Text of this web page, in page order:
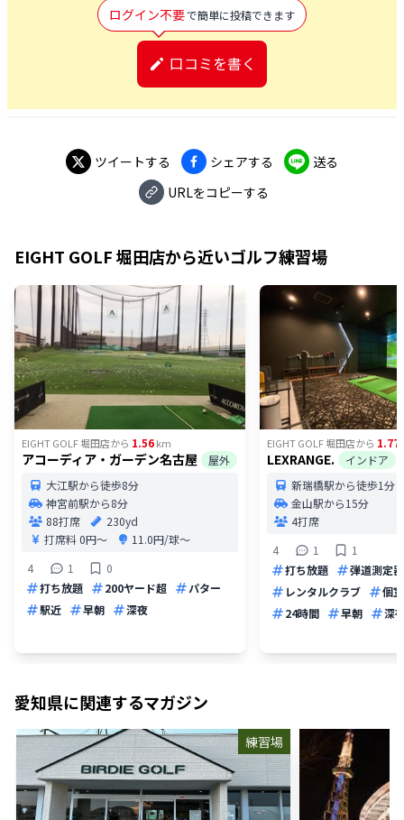
ログイン不要で簡単に投稿できます
口コミを書く
ツイートする シェアする
送る
URLをコピーする
EIGHT GOLF 堀田店から近いゴルフ練習場
EIGHT GOLF 堀田店から 1.56km
アコーディア・ガーデン名古屋
屋外
大江駅から徒歩8分
神宮前駅から8分
88打席
230yd
打席料0円〜
11.0円/球〜
4
1
0
打ち放題
200ヤード超
パター
駅近
早朝 深夜
EIGHT GOLF 堀田店から 1.77
LEXRANGE.
インドア
新瑞橋駅から徒歩1分
金山駅から15分
4打席
4
1
1
打ち放題
弾道測定器
レンタルクラブ
個
24時間
早朝 深
愛知県に関連するマガジン
練習場